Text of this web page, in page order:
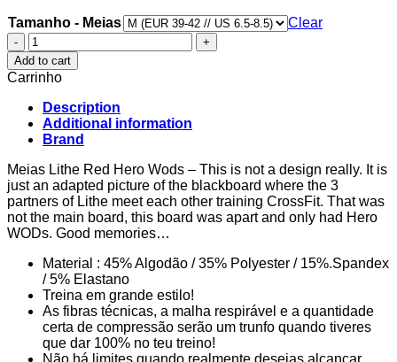
Tamanho - Meias
Clear
Meias
Lithe
Red
Hero
Wods
quantity
Add to cart
Carrinho
Description
Additional information
Brand
Meias Lithe Red Hero Wods – This is not a design really. It is
just an adapted picture of the blackboard where the 3
partners of Lithe meet each other training CrossFit. That was
not the main board, this board was apart and only had Hero
WODs. Good memories…
Material : 45% Algodão / 35% Polyester / 15%.Spandex
/ 5% Elastano
Treina em grande estilo!
As fibras técnicas, a malha respirável e a quantidade
certa de compressão serão um trunfo quando tiveres
que dar 100% no teu treino!
Não há limites quando realmente desejas alcançar